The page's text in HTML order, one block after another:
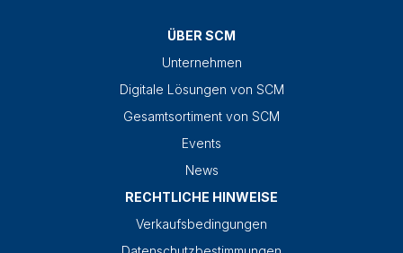
ÜBER SCM
Unternehmen
Digitale Lösungen von SCM
Gesamtsortiment von SCM
Events
News
RECHTLICHE HINWEISE
Verkaufsbedingungen